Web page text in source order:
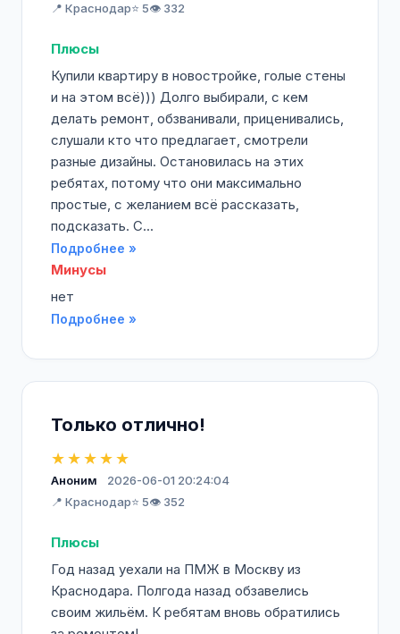
📍 Краснодар⭐ 5👁️ 332
Плюсы
Купили квартиру в новостройке, голые стены
и на этом всё))) Долго выбирали, с кем
делать ремонт, обзванивали, приценивались,
слушали кто что предлагает, смотрели
разные дизайны. Остановилась на этих
ребятах, потому что они максимально
простые, с желанием всё рассказать,
подсказать. С...
Подробнее »
Минусы
нет
Подробнее »
Только отлично!
★★★★★
Аноним
2026-06-01 20:24:04
📍 Краснодар⭐ 5👁️ 352
Плюсы
Год назад уехали на ПМЖ в Москву из
Краснодара. Полгода назад обзавелись
своим жильём. К ребятам вновь обратились